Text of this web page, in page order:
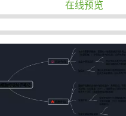
在线预览